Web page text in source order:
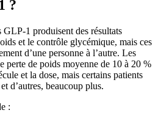
?
GLP-1 produisent des résultats
et le contrôle glycémique, mais ces
d’une personne à l’autre. Les
perte de poids moyenne de 10 à 20 %
et la dose, mais certains patients
d’autres, beaucoup plus.
: